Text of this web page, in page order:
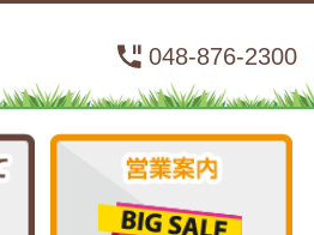
048-876-2300